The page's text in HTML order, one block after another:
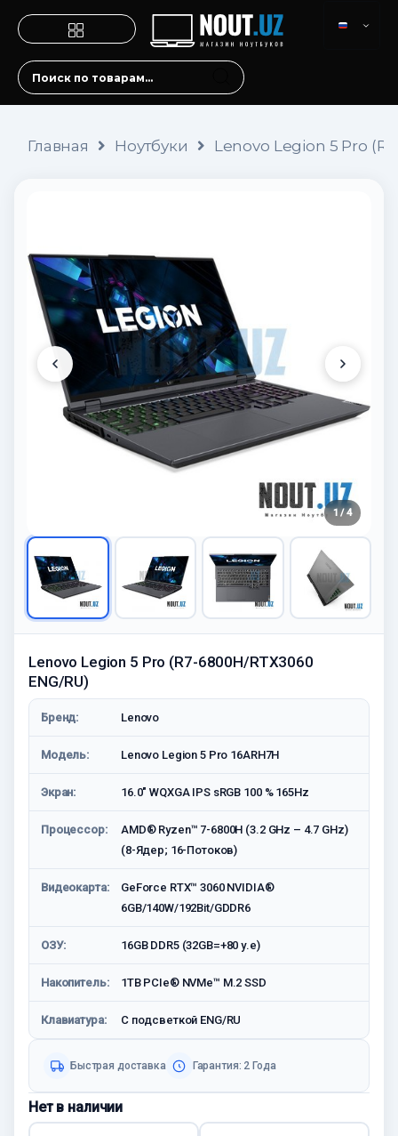
Главная Ноутбуки Lenovo Legion 5 Pro
1 / 4
Lenovo Legion 5 Pro (R7-6800H/RTX3060
ENG/RU)
Бренд: Lenovo
Модель: Lenovo Legion 5 Pro 16ARH7H
Экран: 16.0" WQXGA IPS sRGB 100 % 165Hz
Процессор:
AMD® Ryzen™ 7-6800H (3.2 GHz – 4.7 GHz)
(8-Ядeр; 16-Потоков)
Видеокарта:
GeForce RTX™ 3060 NVIDIA®
6GB/140W/192Bit/GDDR6
ОЗУ: 16GB DDR5 (32GB=+80 у.е)
Накопитель: 1TB PCIe® NVMe™ M.2 SSD
Клавиатура: С подсветкой ENG/RU
Быстрая доставка Гарантия: 2 Года
Нет в наличии